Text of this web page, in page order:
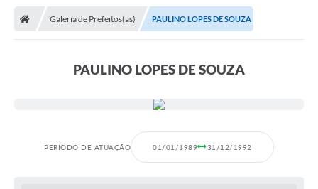
Galeria de Prefeitos(as) PAULINO LOPES DE SOUZA
PAULINO LOPES DE SOUZA
PERÍODO DE ATUAÇÃO 01/01/1989 31/12/1992